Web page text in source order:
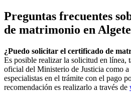
Preguntas frecuentes
de matrimonio en Algete
¿Puedo solicitar el certificado de
Es posible realizar la solicitud en línea,
oficial del Ministerio de Justicia como a
especialistas en el trámite con el pago
recomendación es realizarlo a través de